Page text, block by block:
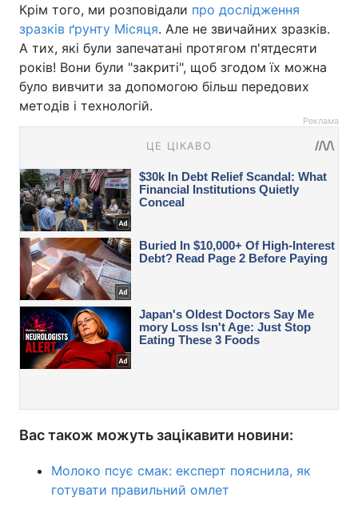
Крім того, ми розповідали про дослідження
зразків ґрунту Місяця. Але не звичайних зразків.
А тих, які були запечатані протягом п'ятдесяти
років! Вони були "закриті", щоб згодом їх можна
було вивчити за допомогою більш передових
методів і технологій.
Реклама
Вас також можуть зацікавити новини:
Молоко псує смак: експерт пояснила, як
готувати правильний омлет